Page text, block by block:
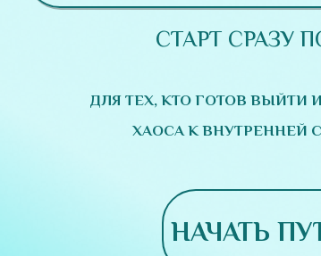
СТАРТ СРАЗУ
ДЛЯ ТЕХ, КТО ГОТОВ ВЫЙТИ
ХАОСА К ВНУТРЕННЕЙ
НАЧАТЬ